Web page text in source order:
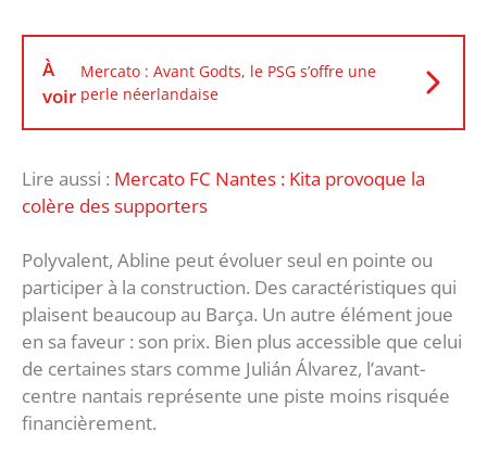
À
voir
Mercato : Avant Godts, le PSG s’offre une
perle néerlandaise
Lire aussi : Mercato FC Nantes : Kita provoque la
colère des supporters
Polyvalent, Abline peut évoluer seul en pointe ou
participer à la construction. Des caractéristiques qui
plaisent beaucoup au Barça. Un autre élément joue
en sa faveur : son prix. Bien plus accessible que celui
de certaines stars comme Julián Álvarez, l’avant-
centre nantais représente une piste moins risquée
financièrement.